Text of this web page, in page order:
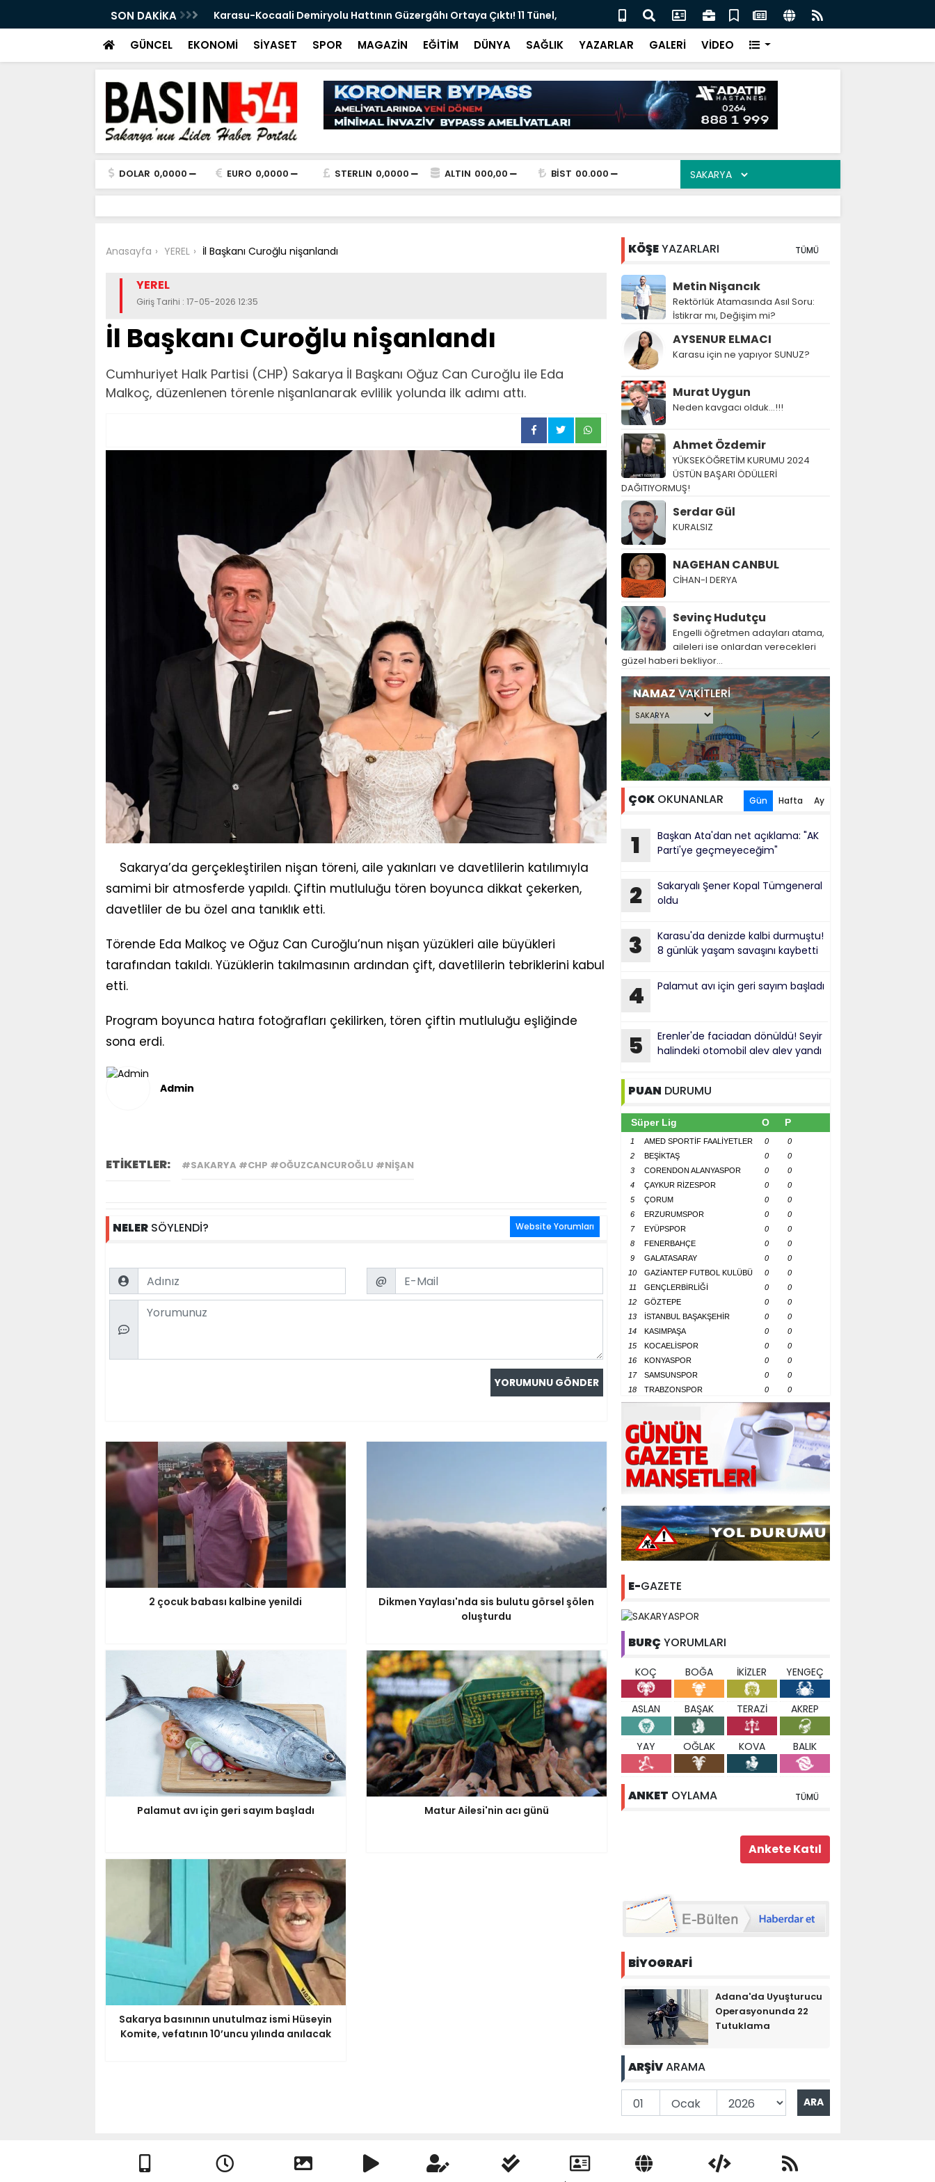
SON DAKİKA
Güzergâhı Ortaya Çıktı! 11 Tünel, Eski Sakaryasporlu İsim, Real Madrid'in Transfer Krizinde Gündemde
Tarihi Dönüşümde Kritik Eşik: Tığcılar'da Tahliyeler 17 Ağustos'ta
Tamamlanacak
GÜNCEL EKONOMİ SİYASET SPOR MAGAZİN EĞİTİM DÜNYA SAĞLIK YAZARLAR GALERİ VİDEO
DOLAR 0,0000 EURO 0,0000 STERLIN 0,0000 ALTIN 000,00 BİST 00.000
Anasayfa YEREL İl Başkanı Curoğlu nişanlandı
YEREL
Giriş Tarihi : 17-05-2026 12:35
İl Başkanı Curoğlu nişanlandı
Cumhuriyet Halk Partisi (CHP) Sakarya İl Başkanı Oğuz Can Curoğlu ile Eda
Malkoç, düzenlenen törenle nişanlanarak evlilik yolunda ilk adımı attı.
Sakarya’da gerçekleştirilen nişan töreni, aile yakınları ve davetlilerin katılımıyla
samimi bir atmosferde yapıldı. Çiftin mutluluğu tören boyunca dikkat çekerken,
davetliler de bu özel ana tanıklık etti.
Törende Eda Malkoç ve Oğuz Can Curoğlu’nun nişan yüzükleri aile büyükleri
tarafından takıldı. Yüzüklerin takılmasının ardından çift, davetlilerin tebriklerini kabul
etti.
Program boyunca hatıra fotoğrafları çekilirken, tören çiftin mutluluğu eşliğinde
sona erdi.
Admin
ETİKETLER: #SAKARYA #CHP #OĞUZCANCUROĞLU #NIŞAN
NELERSÖYLENDİ? Website Yorumları
Name Email
@
Comment
2 çocuk babası kalbine yenildi
Dikmen Yaylası'nda sis bulutu görsel şölen
oluşturdu
Palamut avı için geri sayım başladı Matur Ailesi'nin acı günü
Sakarya basınının unutulmaz ismi Hüseyin
Komite, vefatının 10’uncu yılında anılacak
KÖŞEYAZARLARI TÜMÜ
Metin Nişancık
Rektörlük Atamasında Asıl Soru:
İstikrar mı, Değişim mi?
AYSENUR ELMACI
Karasu için ne yapıyor SUNUZ?
Murat Uygun
Neden kavgacı olduk…!!!
Ahmet Özdemir
YÜKSEKÖĞRETİM KURUMU 2024
ÜSTÜN BAŞARI ÖDÜLLERİ
DAĞITIYORMUŞ!
Serdar Gül
KURALSIZ
NAGEHAN CANBUL
CİHAN-I DERYA
Sevinç Hudutçu
Engelli öğretmen adayları atama,
aileleri ise onlardan verecekleri
güzel haberi bekliyor...
NAMAZVAKİTLERİ
ÇOKOKUNANLAR Gün Hafta Ay
1
Başkan Ata'dan net açıklama: "AK
Parti'ye geçmeyeceğim"
2
Sakaryalı Şener Kopal Tümgeneral
oldu
3
Karasu'da denizde kalbi durmuştu!
8 günlük yaşam savaşını kaybetti
4 Palamut avı için geri sayım başladı
5
Erenler'de faciadan dönüldü! Seyir
halindeki otomobil alev alev yandı
PUAN DURUMU
Süper Lig O P
1 AMED SPORTİF FAALİYETLER 0
0
2
BEŞİKTAŞ 0
0
3
CORENDON ALANYASPOR 0
0
4
ÇAYKUR RİZESPOR 0
0
5
ÇORUM 0
0
6
ERZURUMSPOR 0
0
7
EYÜPSPOR 0
0
8
FENERBAHÇE 0
0
9
GALATASARAY 0
0
10
GAZİANTEP FUTBOL KULÜBÜ 0
0
11
GENÇLERBİRLİĞİ 0
0
12
GÖZTEPE 0
0
13
İSTANBUL BAŞAKŞEHİR 0
0
14
KASIMPAŞA 0
0
15
KOCAELİSPOR 0
0
16
KONYASPOR 0
0
17
SAMSUNSPOR 0
0
18
TRABZONSPOR 0 0
E-GAZETE
BURÇ YORUMLARI
KOÇ BOĞA İKİZLER YENGEÇ
ASLAN BAŞAK TERAZİ AKREP
YAY OĞLAK KOVA BALIK
ANKET OYLAMA TÜMÜ
BİYOGRAFİ
Adana'da Uyuşturucu
Operasyonunda 22
Tutuklama
ARŞİVARAMA